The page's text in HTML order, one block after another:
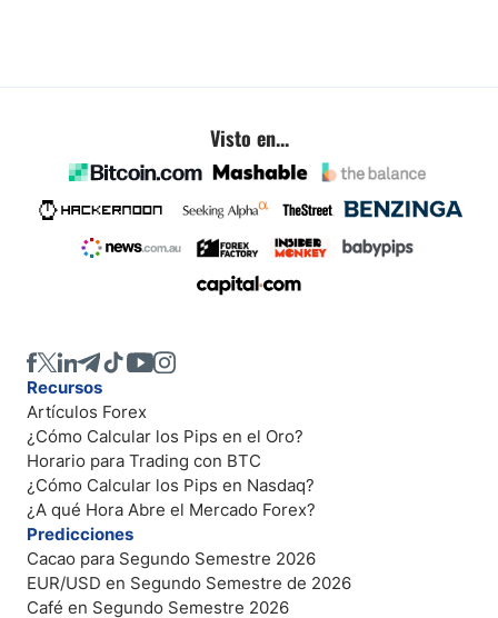
Visto en...
Recursos
Artículos Forex
¿Cómo Calcular los Pips en el Oro?
Horario para Trading con BTC
¿Cómo Calcular los Pips en Nasdaq?
¿A qué Hora Abre el Mercado Forex?
Predicciones
Cacao para Segundo Semestre 2026
EUR/USD en Segundo Semestre de 2026
Café en Segundo Semestre 2026